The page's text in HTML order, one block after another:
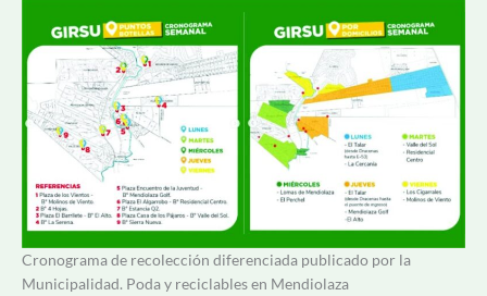
Cronograma de recolección diferenciada publicado por la
Municipalidad. Poda y reciclables en Mendiolaza